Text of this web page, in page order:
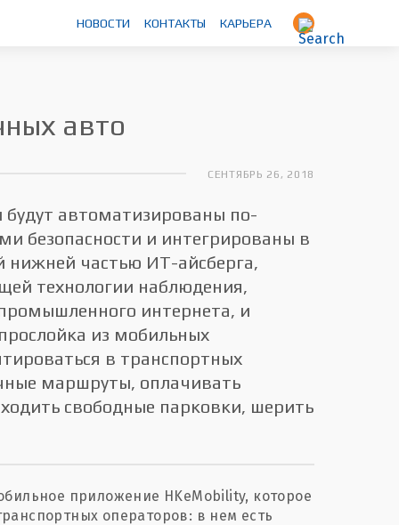
НОВОСТИ КОНТАКТЫ КАРЬЕРА
авто
СЕНТЯБРЬ 26, 2018
будут автоматизированы по-
безопасности и интегрированы в
нижней частью ИТ-айсберга,
технологии наблюдения,
интернета, и
из мобильных
в транспортных
маршруты, оплачивать
свободные парковки, шерить
приложение HKeMobility, которое
операторов: в нем есть